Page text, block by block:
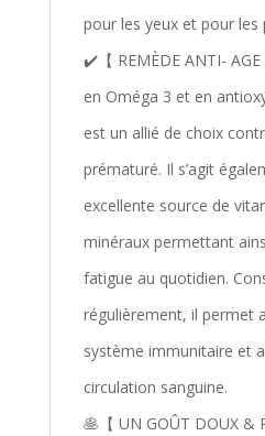
pour les yeux et pour les
✔️【 REMÈDE ANTI- AGE
en Oméga 3 et en
est un allié de choix
prématuré. Il s’agit
excellente source de
minéraux permettant
fatigue au quotidien.
régulièrement, il permet
système immunitaire et
circulation sanguine.
🥞【 UN GOÛT DOUX &